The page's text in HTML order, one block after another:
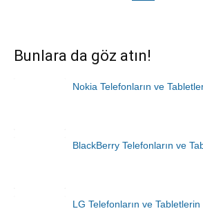
Bunlara da göz atın!
Nokia Telefonların ve
BlackBerry Telefonların ve
LG Telefonların ve